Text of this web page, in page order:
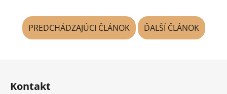
PREDCHÁDZAJÚCI ČLÁNOK ĎALŠÍ ČLÁNOK
Kontakt